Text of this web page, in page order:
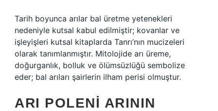
Tarih boyunca arılar bal üretme yetenekleri
nedeniyle kutsal kabul edilmiştir; kovanlar ve
işleyişleri kutsal kitaplarda Tanrı’nın mucizeleri
olarak tanımlanmıştır. Mitolojide arı üreme,
doğurganlık, bolluk ve ölümsüzlüğü sembolize
eder; bal arıları şairlerin ilham perisi olmuştur.
ARI POLENI ARININ